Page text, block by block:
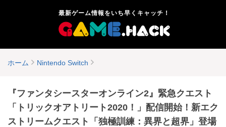
最新ゲーム情報をいち早くキャッチ！
ホーム Nintendo Switch
『ファンタシースターオンライン2』緊急クエスト
「トリックオアトリート2020！」配信開始！新エク
ストリームクエスト「独極訓練：異界と超界」登場